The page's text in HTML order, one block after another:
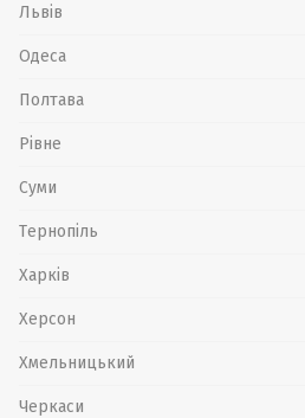
Львів
Одеса
Полтава
Рівне
Суми
Тернопіль
Харків
Херсон
Хмельницький
Черкаси